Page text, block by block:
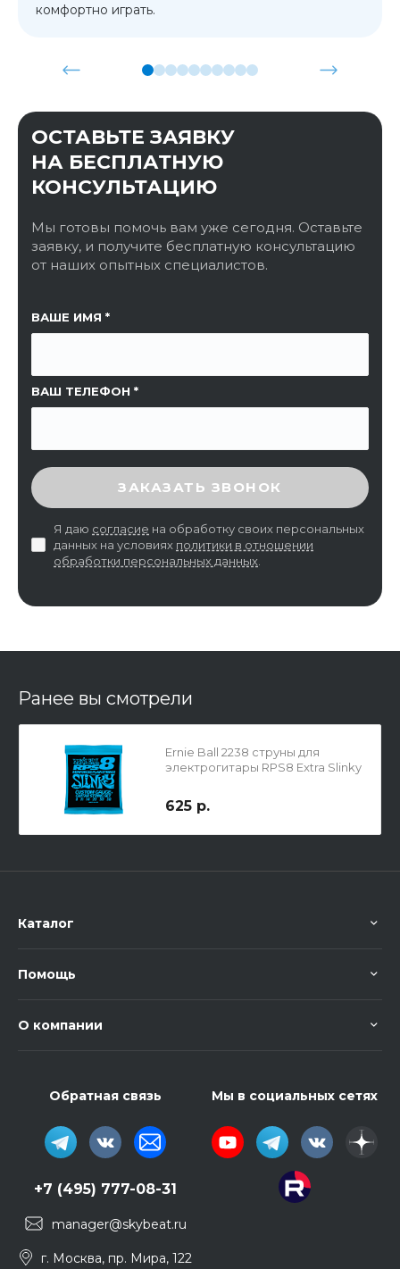
комфортно играть.
ОСТАВЬТЕ ЗАЯВКУ
НА БЕСПЛАТНУЮ
КОНСУЛЬТАЦИЮ
Мы готовы помочь вам уже сегодня. Оставьте
заявку, и получите бесплатную консультацию
от наших опытных специалистов.
ВАШЕ ИМЯ
ВАШ ТЕЛЕФОН
ССЫЛКА НА СТРАНИЦУ
ВВЕДИТЕ ПРОВЕРОЧНЫЙ КОД
ЗАКАЗАТЬ ЗВОНОК
Я даю согласие на обработку своих персональных
данных на условиях политики в отношении
обработки персональных данных
Ранее вы смотрели
Ernie Ball 2238 струны для
электрогитары RPS8 Extra Slinky
625 р.
Каталог
Помощь
О компании
Обратная связь
+7 (495) 777-08-31
manager@skybeat.ru
г. Москва, пр. Мира, 122
Мы в социальных сетях